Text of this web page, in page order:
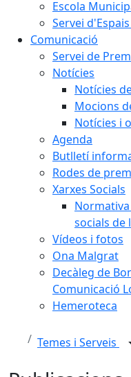
Escola
Servei
Comunicació
Servei de
Notícies
Notícies
Mocions
Notícies i
Agenda
Butlletí
Rodes de
Xarxes Socials
socials de
Vídeos i fotos
Ona Malgrat
Decàleg de
Comunicació
Hemeroteca
Temes i Serveis